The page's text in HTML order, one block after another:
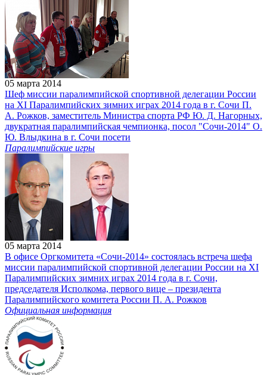
05 марта 2014
Шеф миссии паралимпийской спортивной делегации России
на XI Паралимпийских зимних играх 2014 года в г. Сочи П.
А. Рожков, заместитель Министра спорта РФ Ю. Д. Нагорных,
двукратная паралимпийская чемпионка, посол "Сочи-2014" О.
Ю. Влыдкина в г. Сочи посети
Паралимпийские игры
05 марта 2014
В офисе Оргкомитета «Сочи-2014» состоялась встреча шефа
миссии паралимпийской спортивной делегации России на XI
Паралимпийских зимних играх 2014 года в г. Сочи,
председателя Исполкома, первого вице – президента
Паралимпийского комитета России П. А. Рожков
Официальная информация